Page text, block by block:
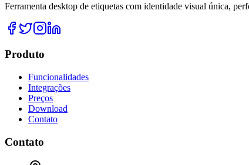
Ferramenta desktop de etiquetas com identidade visual única,
Produto
Funcionalidades
Integrações
Preços
Download
Contato
Contato